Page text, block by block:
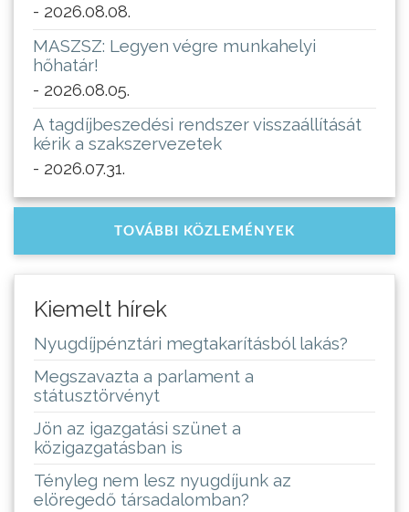
- 2026.08.08.
MASZSZ: Legyen végre munkahelyi
hőhatár!
- 2026.08.05.
A tagdíjbeszedési rendszer visszaállítását
kérik a szakszervezetek
- 2026.07.31.
TOVÁBBI KÖZLEMÉNYEK
Kiemelt hírek
Nyugdíjpénztári megtakarításból lakás?
Megszavazta a parlament a
státusztörvényt
Jön az igazgatási szünet a
közigazgatásban is
Tényleg nem lesz nyugdíjunk az
elöregedő társadalomban?